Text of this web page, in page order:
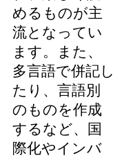
めるものが主
流となってい
ます。また、
多言語で併記し
たり、言語別
のものを作成
するなど、国
際化やインバ